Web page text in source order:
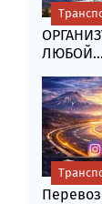
ЛЮБОЙ...